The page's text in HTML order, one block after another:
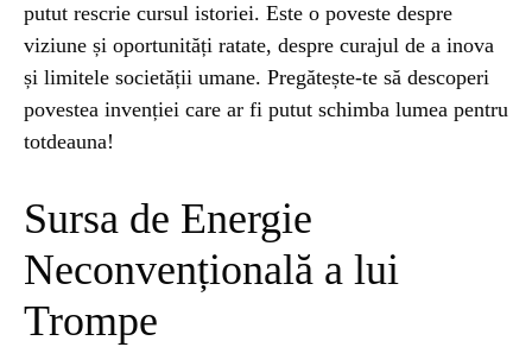
putut rescrie cursul istoriei. Este o poveste despre
viziune și oportunități ratate, despre curajul de a inova
și limitele societății umane. Pregătește-te să descoperi
povestea invenției care ar fi putut schimba lumea pentru
totdeauna!
Sursa de Energie
Neconvențională a lui
Trompe
BLOG 2 years ago
Espressor paduri Senseo blocat?Afla cum îl
poti debloca
întâmplă